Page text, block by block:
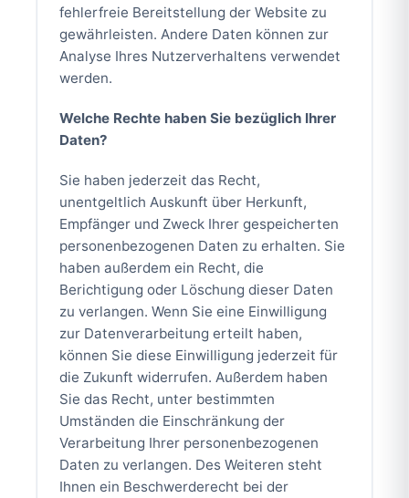
fehlerfreie Bereitstellung der Website zu
gewährleisten. Andere Daten können zur
Analyse Ihres Nutzerverhaltens verwendet
werden.
Welche Rechte haben Sie bezüglich Ihrer
Daten?
Sie haben jederzeit das Recht,
unentgeltlich Auskunft über Herkunft,
Empfänger und Zweck Ihrer gespeicherten
personenbezogenen Daten zu erhalten. Sie
haben außerdem ein Recht, die
Berichtigung oder Löschung dieser Daten
zu verlangen. Wenn Sie eine Einwilligung
zur Datenverarbeitung erteilt haben,
können Sie diese Einwilligung jederzeit für
die Zukunft widerrufen. Außerdem haben
Sie das Recht, unter bestimmten
Umständen die Einschränkung der
Verarbeitung Ihrer personenbezogenen
Daten zu verlangen. Des Weiteren steht
Ihnen ein Beschwerderecht bei der